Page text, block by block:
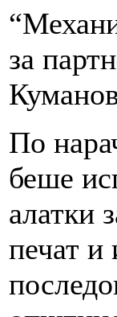
за
По
беше
алатки
печат и